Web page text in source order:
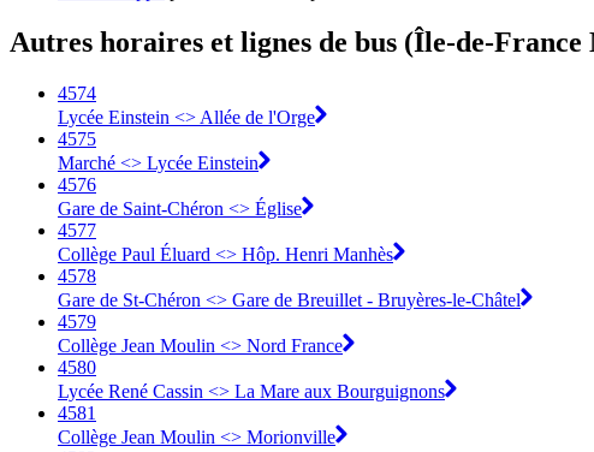
Autres horaires et lignes de bus (Île-de-
4574
Lycée Einstein <> Allée de l'Orge
4575
Marché <> Lycée Einstein
4576
Gare de Saint-Chéron <> Église
4577
Collège Paul Éluard <> Hôp. Henri Manhès
4578
Gare de St-Chéron <> Gare de Breuillet - Bruyères-le-Châtel
4579
Collège Jean Moulin <> Nord France
4580
Lycée René Cassin <> La Mare aux Bourguignons
4581
Collège Jean Moulin <> Morionville